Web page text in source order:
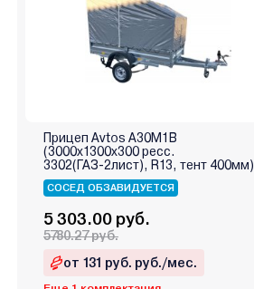
Прицеп Avtos А30М1В
(3000х1300х300 ресс.
3302(ГАЗ-2лист), R13, тент 400мм)
СОСЕД ОБЗАВИДУЕТСЯ
5 303.00 руб.
5780.27 руб.
от 131 руб. руб./мес.